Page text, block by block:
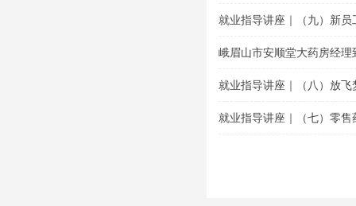
就业指导讲座｜（九）新员
峨眉山市安顺堂大药房经
就业指导讲座｜（八）放飞
就业指导讲座｜（七）零售